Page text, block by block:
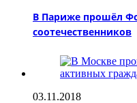
В Париже прошёл
соотечественников
03.11.2018